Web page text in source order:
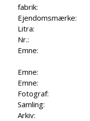
fabrik:
Ejendomsmærke:
Litra:
Nr.:
Emne:
Emne:
Emne:
Fotograf:
Samling:
Arkiv: